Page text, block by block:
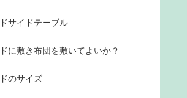
サイドテーブル
に敷き布団を敷いてよいか？
のサイズ